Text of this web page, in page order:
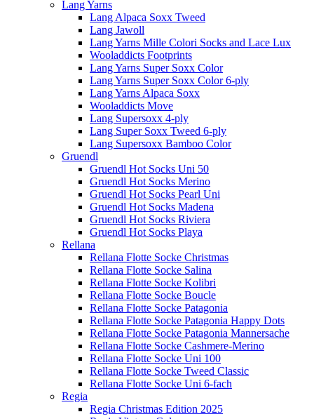
Lang Yarns
Lang Alpaca Soxx Tweed
Lang Jawoll
Lang Yarns Mille Colori Socks and Lace Lux
Wooladdicts Footprints
Lang Yarns Super Soxx Color
Lang Yarns Super Soxx Color 6-ply
Lang Yarns Alpaca Soxx
Wooladdicts Move
Lang Supersoxx 4-ply
Lang Super Soxx Tweed 6-ply
Lang Supersoxx Bamboo Color
Gruendl
Gruendl Hot Socks Uni 50
Gruendl Hot Socks Merino
Gruendl Hot Socks Pearl Uni
Gruendl Hot Socks Madena
Gruendl Hot Socks Riviera
Gruendl Hot Socks Playa
Rellana
Rellana Flotte Socke Christmas
Rellana Flotte Socke Salina
Rellana Flotte Socke Kolibri
Rellana Flotte Socke Boucle
Rellana Flotte Socke Patagonia
Rellana Flotte Socke Patagonia Happy Dots
Rellana Flotte Socke Patagonia Mannersache
Rellana Flotte Socke Cashmere-Merino
Rellana Flotte Socke Uni 100
Rellana Flotte Socke Tweed Classic
Rellana Flotte Socke Uni 6-fach
Regia
Regia Christmas Edition 2025